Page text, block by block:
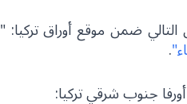
التالي ضمن موقع أوراق تركيا: "
.
جنوب شرقي تركيا: